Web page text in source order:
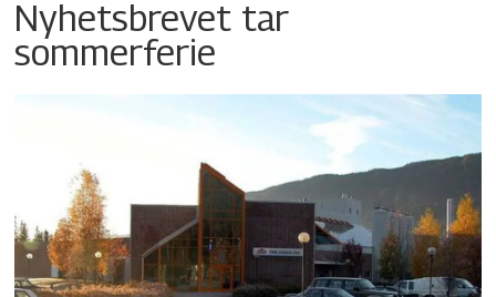
Nyhetsbrevet tar
sommerferie